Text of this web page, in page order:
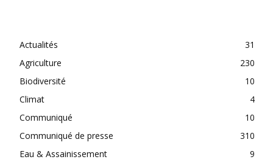
Actualités
31
Agriculture
230
Biodiversité
10
Climat
4
Communiqué
10
Communiqué de presse
310
Eau & Assainissement
9